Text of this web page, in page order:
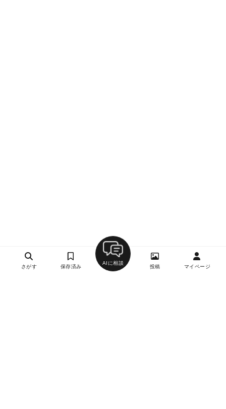
さがす 保存済み
AIに相談
投稿 マイページ